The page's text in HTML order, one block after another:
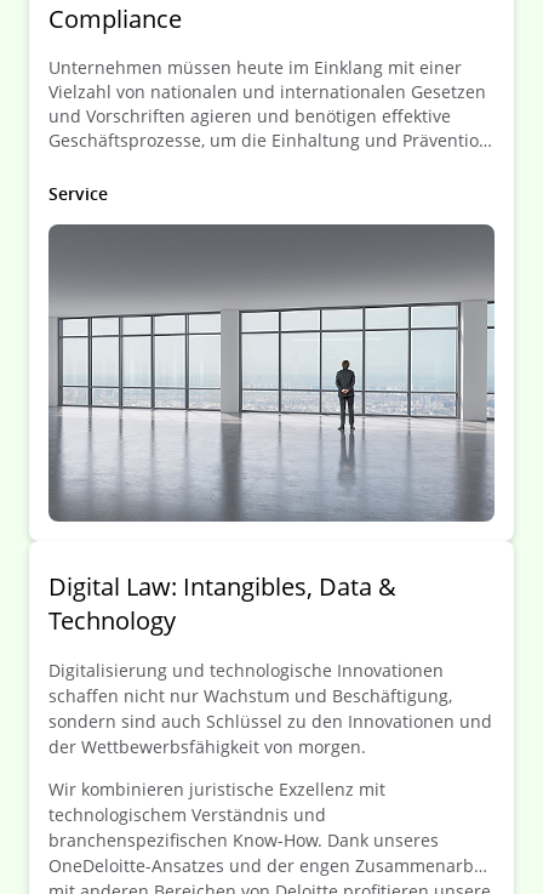
Com­pliance
Unternehmen müssen heute im Einklang mit einer
Vielzahl von nationalen und internationalen Gesetzen
und Vorschriften agieren und benötigen effektive
Geschäftsprozesse, um die Einhaltung und Prävention
Service
Digital Law: Intangibles, Data &
Technology
Digitalisierung und technologische Innovationen
schaffen nicht nur Wachstum und Beschäftigung,
sondern sind auch Schlüssel zu den Innovationen und
der Wettbewerbsfähigkeit von morgen.
Wir kombinieren juristische Exzellenz mit
technologischem Verständnis und
branchenspezifischen Know-How. Dank unseres
OneDeloitte-Ansatzes und der engen Zusammenarbeit